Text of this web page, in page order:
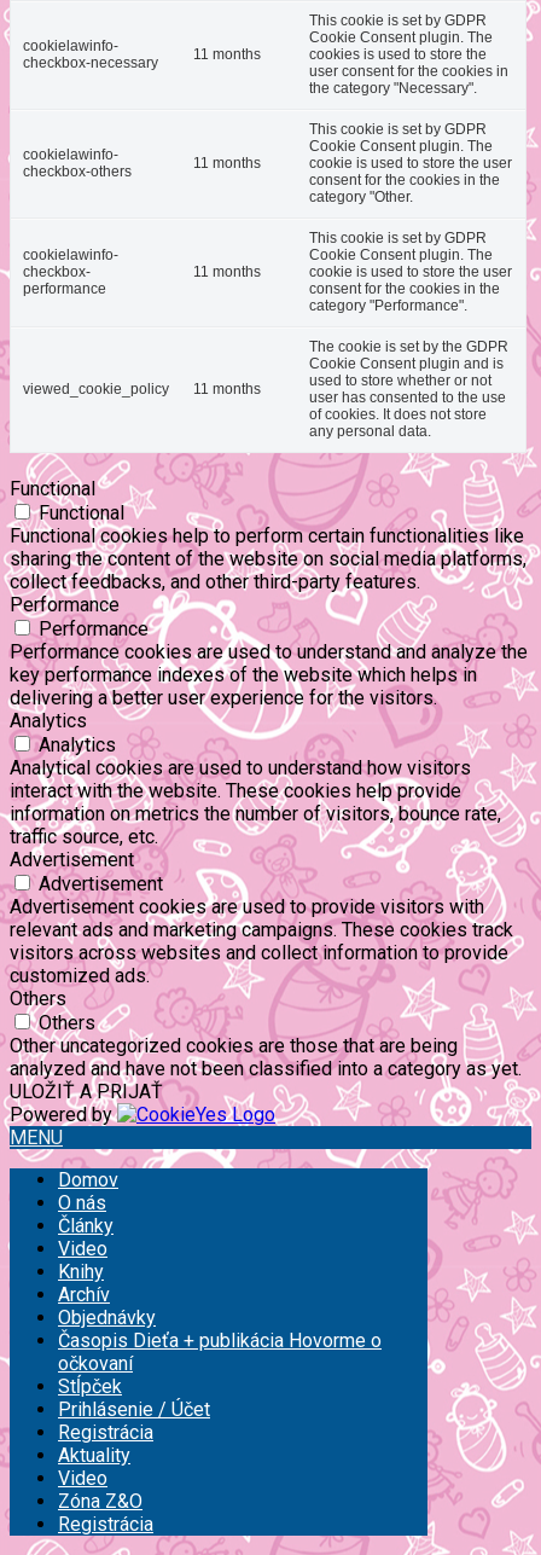
cookielawinfo-
checkbox-necessary
11 months
This cookie is set by GDPR
Cookie Consent plugin. The
cookies is used to store the
user consent for the cookies in
the category "Necessary".
cookielawinfo-
checkbox-others
11 months
This cookie is set by GDPR
Cookie Consent plugin. The
cookie is used to store the user
consent for the cookies in the
category "Other.
cookielawinfo-
checkbox-
performance
11 months
This cookie is set by GDPR
Cookie Consent plugin. The
cookie is used to store the user
consent for the cookies in the
category "Performance".
viewed_cookie_policy 11 months
The cookie is set by the GDPR
Cookie Consent plugin and is
used to store whether or not
user has consented to the use
of cookies. It does not store
any personal data.
Functional
Functional
Functional cookies help to perform certain functionalities like
sharing the content of the website on social media platforms,
collect feedbacks, and other third-party features.
Performance
Performance
Performance cookies are used to understand and analyze the
key performance indexes of the website which helps in
delivering a better user experience for the visitors.
Analytics
Analytics
Analytical cookies are used to understand how visitors
interact with the website. These cookies help provide
information on metrics the number of visitors, bounce rate,
traffic source, etc.
Advertisement
Advertisement
Advertisement cookies are used to provide visitors with
relevant ads and marketing campaigns. These cookies track
visitors across websites and collect information to provide
customized ads.
Others
Others
Other uncategorized cookies are those that are being
analyzed and have not been classified into a category as yet.
ULOŽIŤ A PRIJAŤ
Powered by
MENU
Domov
O nás
Články
Video
Knihy
Archív
Objednávky
Časopis Dieťa + publikácia Hovorme o
očkovaní
Stĺpček
Prihlásenie / Účet
Registrácia
Aktuality
Video
Zóna Z&O
Registrácia